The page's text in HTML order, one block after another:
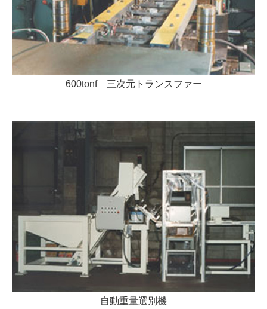
600tonf 三次元トランスファー
自動重量選別機